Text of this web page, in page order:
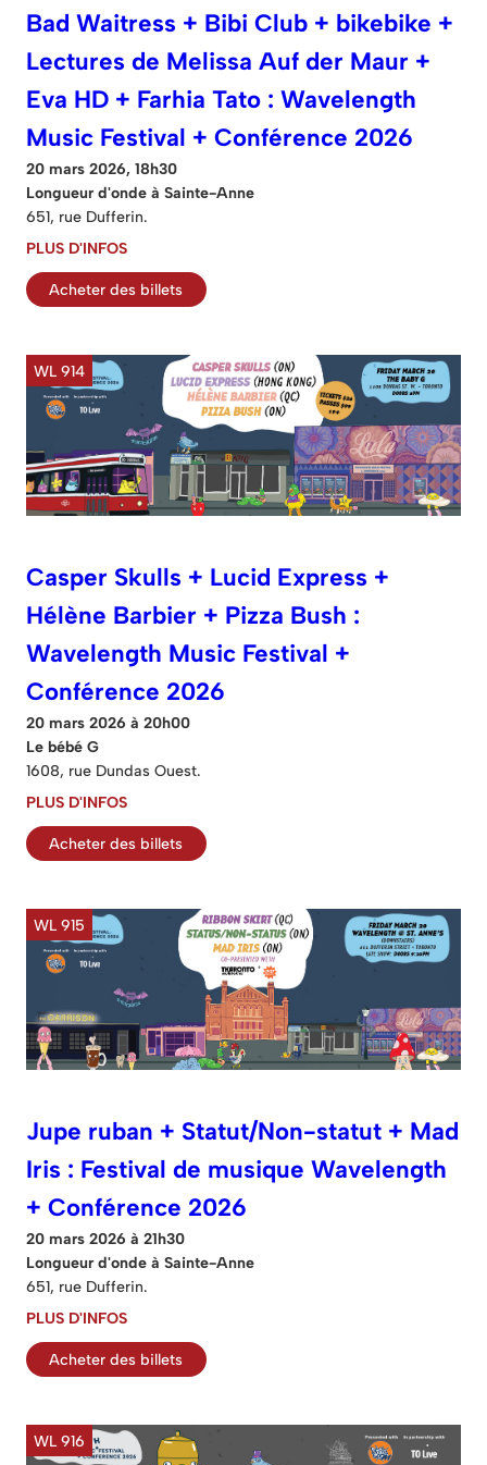
Bad Waitress + Bibi Club + bikebike +
Lectures de Melissa Auf der Maur +
Eva HD + Farhia Tato : Wavelength
Music Festival + Conférence 2026
20 mars 2026, 18h30
Longueur d'onde à Sainte-Anne
651, rue Dufferin.
PLUS D'INFOS
Acheter des billets
WL 914
Casper Skulls + Lucid Express +
Hélène Barbier + Pizza Bush :
Wavelength Music Festival +
Conférence 2026
20 mars 2026 à 20h00
Le bébé G
1608, rue Dundas Ouest.
PLUS D'INFOS
Acheter des billets
WL 915
Jupe ruban + Statut/Non-statut + Mad
Iris : Festival de musique Wavelength
+ Conférence 2026
20 mars 2026 à 21h30
Longueur d'onde à Sainte-Anne
651, rue Dufferin.
PLUS D'INFOS
Acheter des billets
WL 916